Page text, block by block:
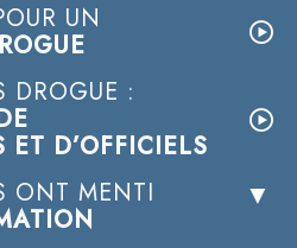
UN
DROGUE :
ET D’OFFICIELS
ONT MENTI